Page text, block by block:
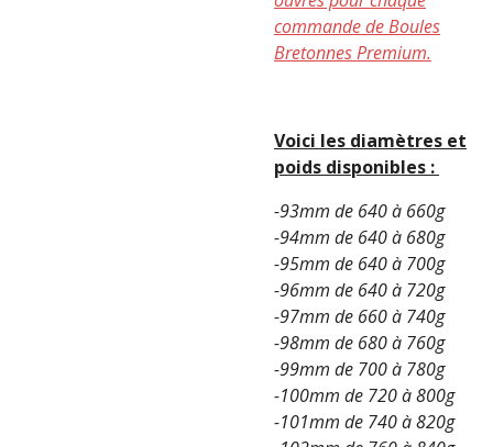
commande de Boules
Bretonnes Premium.
Voici les diamètres et
poids disponibles :
-93mm de 640 à 660g
-94mm de 640 à 680g
-95mm de 640 à 700g
-96mm de 640 à 720g
-97mm de 660 à 740g
-98mm de 680 à 760g
-99mm de 700 à 780g
-100mm de 720 à 800g
-101mm de 740 à 820g